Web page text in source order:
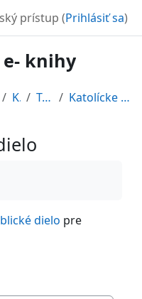
prístup (Prihlásiť sa)
knihy
Klek Topic 4 Katolícke biblické dielo
dielo pre